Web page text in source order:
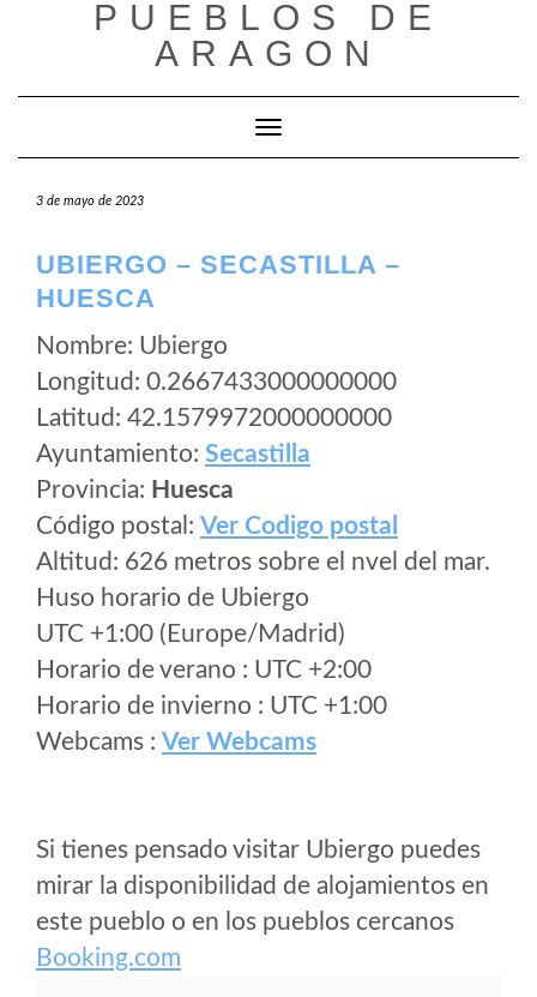
PUEBLOS DE
ARAGON
Cambiar modo de navegación
3 de mayo de 2023
UBIERGO – SECASTILLA –
HUESCA
Nombre: Ubiergo
Longitud: 0.2667433000000000
Latitud: 42.1579972000000000
Ayuntamiento: Secastilla
Provincia: Huesca
Código postal: Ver Codigo postal
Altitud: 626 metros sobre el nvel del mar.
Huso horario de Ubiergo
UTC +1:00 (Europe/Madrid)
Horario de verano : UTC +2:00
Horario de invierno : UTC +1:00
Webcams : Ver Webcams
Si tienes pensado visitar Ubiergo puedes
mirar la disponibilidad de alojamientos en
este pueblo o en los pueblos cercanos
Booking.com